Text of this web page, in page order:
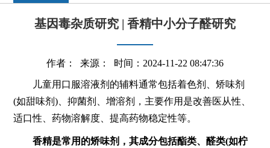
基因毒杂质研究 | 香精中小分子醛研究
作者： 来源： 时间：2024-11-22 08:47:36
儿童用口服溶液剂的辅料通常包括着色剂、矫味剂
(如甜味剂)、抑菌剂、增溶剂，主要作用是改善医从性、
适口性、药物溶解度、提高药物稳定性等。
香精是常用的矫味剂，其成分包括酯类、醛类(如柠